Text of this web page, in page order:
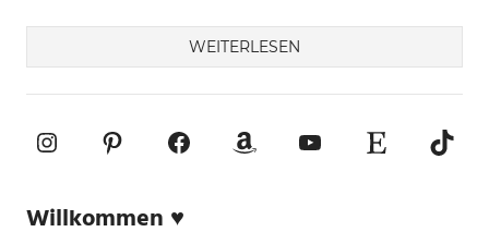
WEITERLESEN
InstagramPinterestFacebookAmazonYouTube
Etsy-Shop
Willkommen ♥